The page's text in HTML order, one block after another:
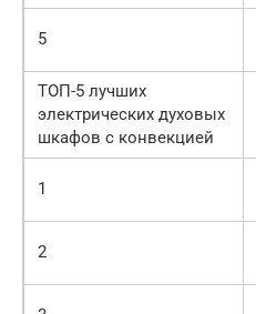
5
ТОП-5 лучших
электрических духовых
шкафов с конвекцией
1
2